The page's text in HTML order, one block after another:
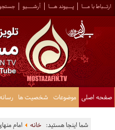
ارتــباط با مـــا پـــیوند هـــا آرشــــیو
صفحه اصلی موضوعات شخصیت ها
شما اینجا هستید: خانه امام